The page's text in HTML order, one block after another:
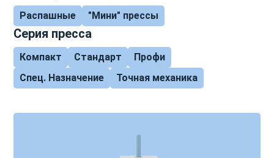
Распашные "Мини" прессы
Серия пресса
Компакт Стандарт
Профи
Спец. Назначение
Точная механика